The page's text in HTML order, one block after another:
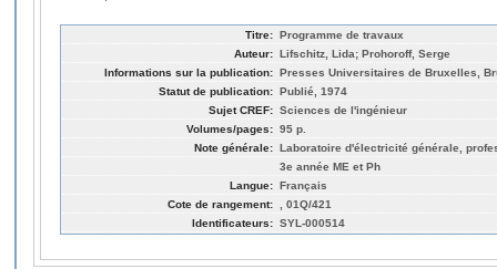
Titre: Programme de travaux
Auteur: Lifschitz, Lida; Prohoroff, Serge
Informations sur la publication: Presses Universitaires de Bruxelles,
Statut de publication: Publié, 1974
Sujet CREF: Sciences de l'ingénieur
Volumes/pages: 95 p.
Note générale: Laboratoire d'électricité générale,
3e année ME et Ph
Langue: Français
Cote de rangement:
, 01Q/421
Identificateurs: SYL-000514